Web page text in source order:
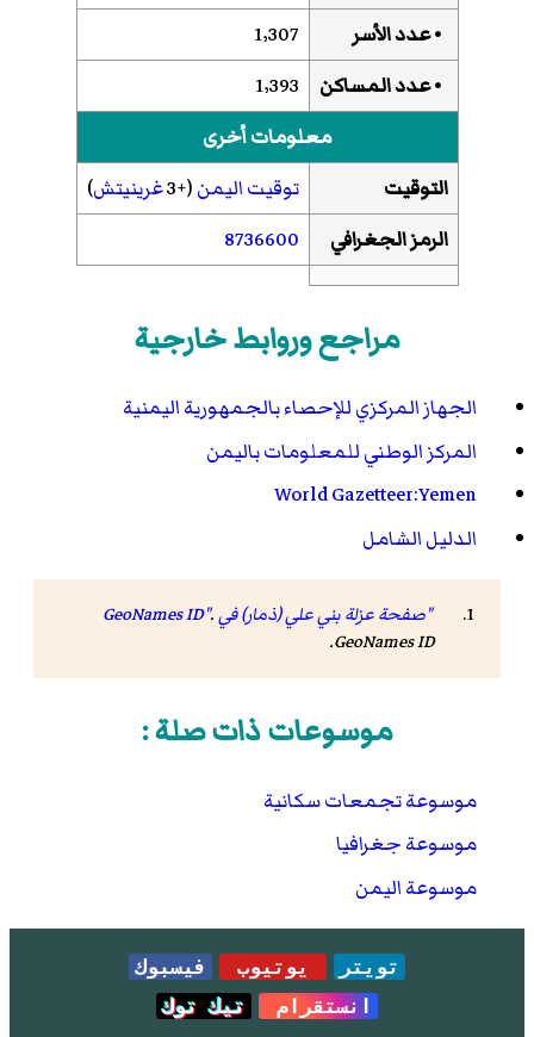
• عدد الأسر
1٬307
• عدد المساكن
1٬393
معلومات أخرى
التوقيت
توقيت اليمن(+3 غرينيتش)
الرمز الجغرافي
8736600
مراجع وروابط خارجية
الجهاز المركزي للإحصاء بالجمهورية اليمنية
المركز الوطني للمعلومات باليمن
World Gazetteer:Yemen
الدليل الشامل
"صفحة عزلة بني علي (ذمار) في GeoNames ID".
GeoNames ID
.
موسوعات ذات صلة :
موسوعة تجمعات سكانية
موسوعة جغرافيا
موسوعة اليمن
تويتر يوتيوب
فيسبوك
انستقرام
تيك توك